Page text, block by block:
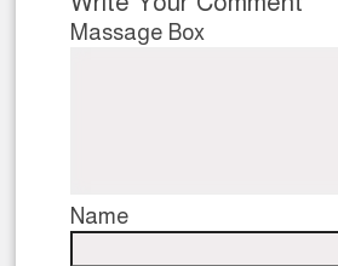
Massage Box
Name